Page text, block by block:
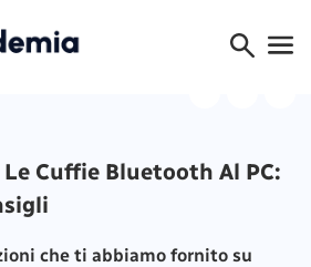
Le Cuffie Bluetooth Al PC:
che ti abbiamo fornito su